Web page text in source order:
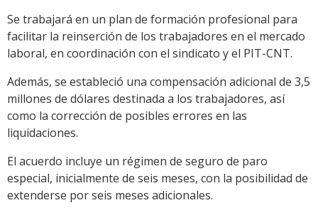
Se trabajará en un plan de formación profesional para
facilitar la reinserción de los trabajadores en el mercado
laboral, en coordinación con el sindicato y el PIT-CNT.
Además, se estableció una compensación adicional de 3,5
millones de dólares destinada a los trabajadores, así
como la corrección de posibles errores en las
liquidaciones.
El acuerdo incluye un régimen de seguro de paro
especial, inicialmente de seis meses, con la posibilidad de
extenderse por seis meses adicionales.